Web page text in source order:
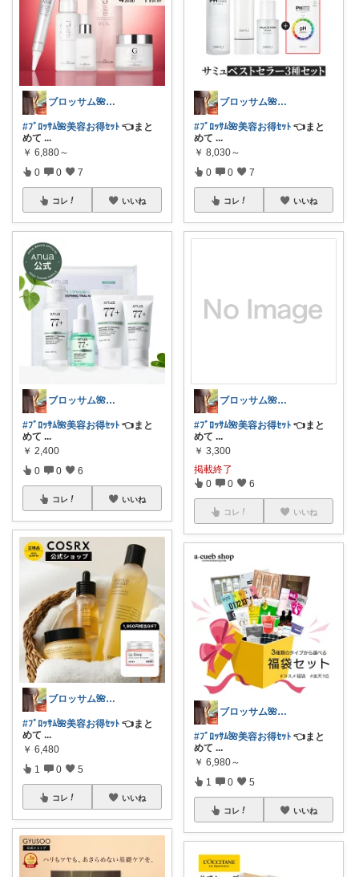
ブロッサム🌺꧂30代からの韓国美容
#ﾌﾞﾛｯｻﾑ🌺美容お得ｾｯﾄ 👈まと
めて ...
￥ 6,880～
0 0 7
コレ いいね
ブロッサム🌺꧂30代からの韓国美容
#ﾌﾞﾛｯｻﾑ🌺美容お得ｾｯﾄ 👈まと
めて ...
￥ 2,400
0 0 6
コレ いいね
ブロッサム🌺꧂30代からの韓国美容
#ﾌﾞﾛｯｻﾑ🌺美容お得ｾｯﾄ 👈まと
めて ...
￥ 6,480
1 0 5
コレ いいね
ブロッサム🌺꧂30代からの韓国美容
#ﾌﾞﾛｯｻﾑ🌺美容お得ｾｯﾄ 👈まと
めて ...
￥ 8,030～
0 0 7
コレ いいね
ブロッサム🌺꧂30代からの韓国美容
#ﾌﾞﾛｯｻﾑ🌺美容お得ｾｯﾄ 👈まと
めて ...
￥ 3,300
掲載終了
0 0 6
コレ いいね
ブロッサム🌺꧂30代からの韓国美容
#ﾌﾞﾛｯｻﾑ🌺美容お得ｾｯﾄ 👈まと
めて ...
￥ 6,980～
1 0 5
コレ いいね